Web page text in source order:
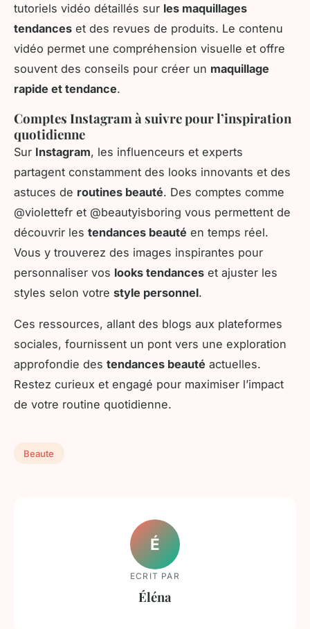
tutoriels vidéo détaillés sur les maquillages
tendances et des revues de produits. Le contenu
vidéo permet une compréhension visuelle et offre
souvent des conseils pour créer un maquillage
rapide et tendance.
Comptes Instagram à suivre pour l’inspiration
quotidienne
Sur Instagram, les influenceurs et experts
partagent constamment des looks innovants et des
astuces de routines beauté. Des comptes comme
@violettefr et @beautyisboring vous permettent de
découvrir les tendances beauté en temps réel.
Vous y trouverez des images inspirantes pour
personnaliser vos looks tendances et ajuster les
styles selon votre style personnel.
Ces ressources, allant des blogs aux plateformes
sociales, fournissent un pont vers une exploration
approfondie des tendances beauté actuelles.
Restez curieux et engagé pour maximiser l’impact
de votre routine quotidienne.
Beaute
É
ECRIT PAR
Éléna